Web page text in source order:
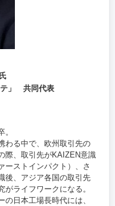
氏
テ」 共同代表
わる中で、欧州取引先の
際、取引先がKAIZEN意識
ーストインパクト）、さ
後、アジア各国の取引先
ライフワークになる。
日本工場長時代には、